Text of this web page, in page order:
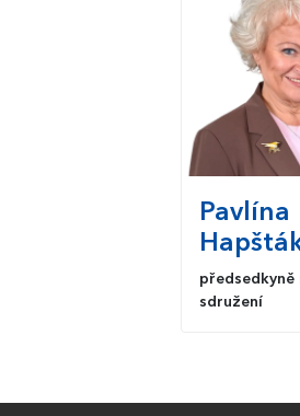
Pavlína
předsedkyně
sdružení